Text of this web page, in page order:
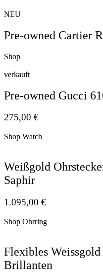
NEU
Pre-owned Cartier
Shop
verkauft
Pre-owned Gucci
275,00 €
Shop Watch
Weißgold
Saphir
1.095,00 €
Shop Ohrring
Flexibles
Brillanten